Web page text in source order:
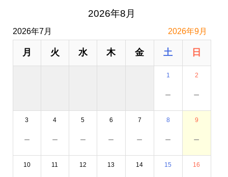
2026年8月
2026年7月 2026年9月
月 火 水 木 金 土 日
1
－
2
－
3
－
4
－
5
－
6
－
7
－
8
－
9
－
10 11 12 13 14 15 16